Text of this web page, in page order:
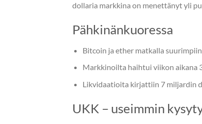
dollaria markkina on menettänyt yli
Pähkinänkuoressa
Bitcoin ja ether matkalla
Markkinoilta haihtui viikon aikana
Likvidaatioita kirjattiin 7 miljardin
UKK – useimmin